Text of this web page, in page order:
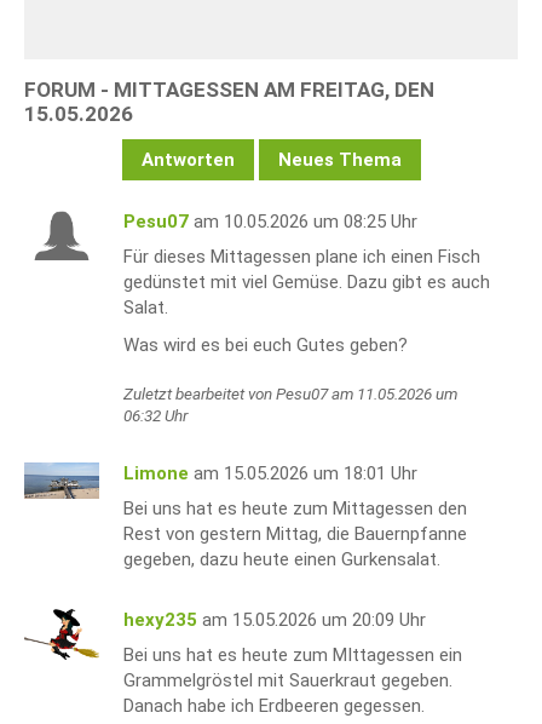
FORUM - MITTAGESSEN AM FREITAG, DEN
15.05.2026
Antworten Neues Thema
Pesu07 am 10.05.2026 um 08:25 Uhr
Für dieses Mittagessen plane ich einen Fisch
gedünstet mit viel Gemüse. Dazu gibt es auch
Salat.
Was wird es bei euch Gutes geben?
Zuletzt bearbeitet von Pesu07 am 11.05.2026 um
06:32 Uhr
Limone am 15.05.2026 um 18:01 Uhr
Bei uns hat es heute zum Mittagessen den
Rest von gestern Mittag, die Bauernpfanne
gegeben, dazu heute einen Gurkensalat.
hexy235 am 15.05.2026 um 20:09 Uhr
Bei uns hat es heute zum MIttagessen ein
Grammelgröstel mit Sauerkraut gegeben.
Danach habe ich Erdbeeren gegessen.